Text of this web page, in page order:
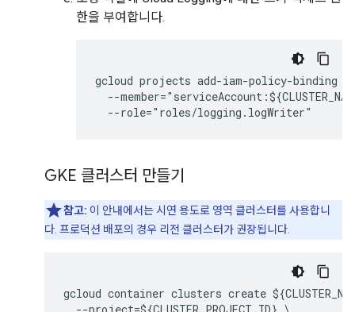
한을 부여합니다.
gcloud projects add-iam-policy-binding
--
  --role="roles/logging.logWriter"
GKE 클러스터 만들기
참고: 이 안내에서는 시연 용도로 영역 클러스터를 사용합니
다. 프로덕션 배포의 경우 리전 클러스터가 권장됩니다.
gcloud container clusters create